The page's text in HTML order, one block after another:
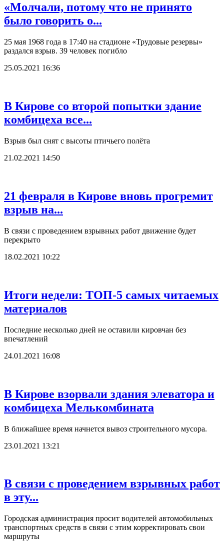
«Молчали, потому что не принято
было говорить о...
25 мая 1968 года в 17:40 на стадионе «Трудовые резервы»
раздался взрыв. 39 человек погибло
25.05.2021 16:36
В Кирове со второй попытки здание
комбицеха все...
Взрыв был снят с высоты птичьего полёта
21.02.2021 14:50
21 февраля в Кирове вновь прогремит
взрыв на...
В связи с проведением взрывных работ движение будет
перекрыто
18.02.2021 10:22
Итоги недели: ТОП-5 самых читаемых
материалов
Последние несколько дней не оставили кировчан без
впечатлений
24.01.2021 16:08
В Кирове взорвали здания элеватора и
комбицеха Мелькомбината
В ближайшее время начнется вывоз строительного мусора.
23.01.2021 13:21
В связи с проведением взрывных работ
в эту...
Городская администрация просит водителей автомобильных
транспортных средств в связи с этим корректировать свои
маршруты